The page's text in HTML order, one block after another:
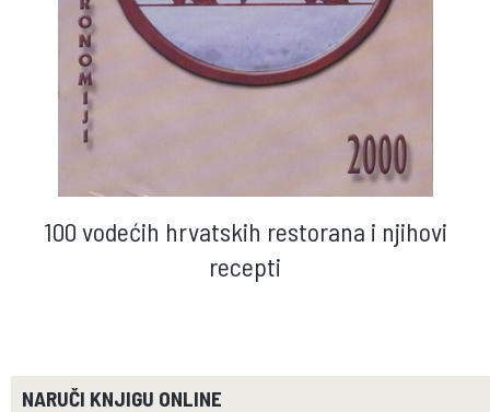
100 vodećih hrvatskih restorana i njihovi
recepti
NARUČI KNJIGU ONLINE